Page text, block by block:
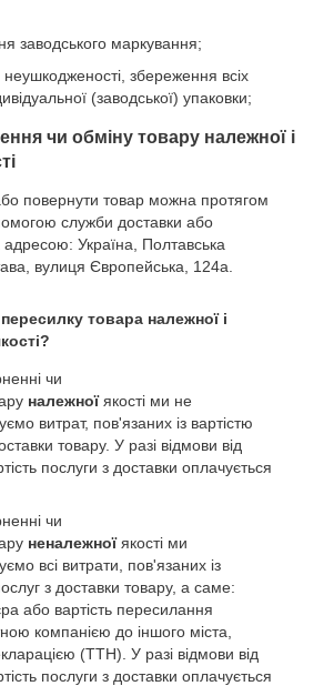
заводського маркування;
неушкодженості, збереження всіх
(заводської) упаковки;
чи обміну товару належної і
повернути товар можна протягом
служби доставки або
адресою: Україна, Полтавська
вулиця Європейська, 124а.
товара належної і
чи
належноїякості ми не
витрат, пов'язаних із вартістю
товару. У разі відмови від
послуги з доставки оплачується
чи
неналежноїякості ми
всі витрати, пов'язаних із
з доставки товару, а саме:
або вартість пересилання
компанією до іншого міста,
(ТТН). У разі відмови від
послуги з доставки оплачується